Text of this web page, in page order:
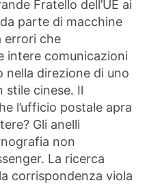
Fratello dell’UE ai
parte di macchine
errori che
intere comunicazioni
nella direzione di uno
stile cinese. Il
l’ufficio postale apra
Gli anelli
non
La ricerca
corrispondenza viola